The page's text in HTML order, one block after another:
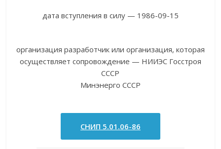
дата вступления в силу — 1986-09-15
организация разработчик или организация, которая
осуществляет сопровождение — НИИЭС Госстроя
СССР
Минэнерго СССР
СНИП 5.01.06-86